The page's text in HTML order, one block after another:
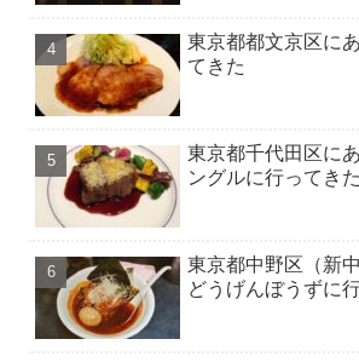
東京都都文京区に
てきた
東京都千代田区に
ングルに行ってきた
東京都中野区（新
どうげんぼうずに